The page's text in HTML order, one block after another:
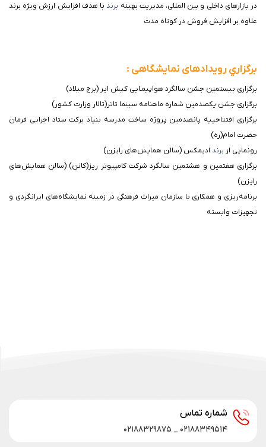
در بازارهای داخلی و بین المللی، مدیریت بهینه برندبا هدف افزایش ارزش ویژه برند
علاوه بر افزایش فروش در کوتاه مدت
برگزاري رویدادهای نمايشگاهی :
برگزاری بیستمین جشن سالگرد هواپیمـایی کیش ایر (برج میلاد)
برگزاری جشن یکصدمین شماره ماهنامه سینما تاتر(تالار وزارت کشور)
برگزاری افتتاحییه پانصدمین پروژه ساخت مدرسه بنیاد برکت ستاد اجرایی فرمان
حضرت امام(ره)
رونمایی از برند ادیمکس (سالن همایش‌های رایزن)
برگزاری هفتمین و هشتمین سالگرد شرکت کامپیوتر ریز(کانن) (سالن همایش‌های
رایزن)
برنامه‌ریزی و همکاری با سازمان میراث فرهنگی در زمینه نمایشگاه‌های ایرانگردی و
تجهیزات وابسته
شماره تماس
۰۲۱۸۸۳۴۹۵۱۴ _ ۰۲۱۸۸۳۲۹۸۷۵